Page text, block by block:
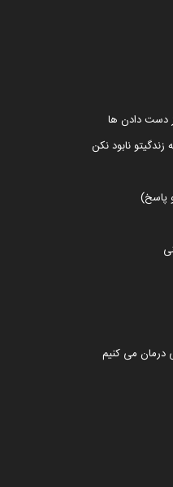
دست دادن ها
زندگیتو نابود نکن
پاسخ)
درمان می کنیم